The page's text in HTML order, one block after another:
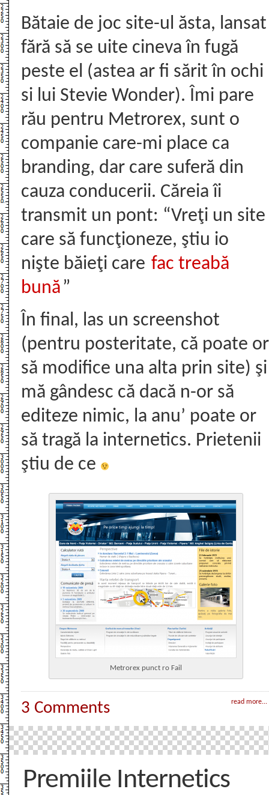
Bătaie de joc site-ul ăsta, lansat
fără să se uite cineva în fugă
peste el (astea ar fi sărit în ochi
si lui Stevie Wonder). Îmi pare
rău pentru Metrorex, sunt o
companie care-mi place ca
branding, dar care suferă din
cauza conducerii. Căreia îi
transmit un pont: “Vreţi un site
care să funcţioneze, ştiu io
nişte băieţi care fac treabă
bună”
În final, las un screenshot
(pentru posteritate, că poate or
să modifice una alta prin site) şi
mă gândesc că dacă n-or să
editeze nimic, la anu’ poate or
să tragă la internetics. Prietenii
ştiu de ce
Metrorex punct ro Fail
read more...
3 Comments
Premiile Internetics